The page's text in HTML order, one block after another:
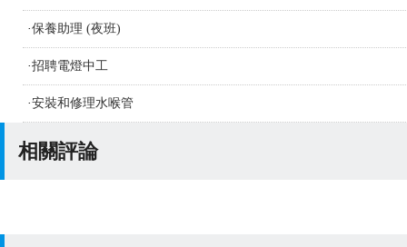
·保養助理 (夜班)
·招聘電燈中工
·安裝和修理水喉管
相關評論